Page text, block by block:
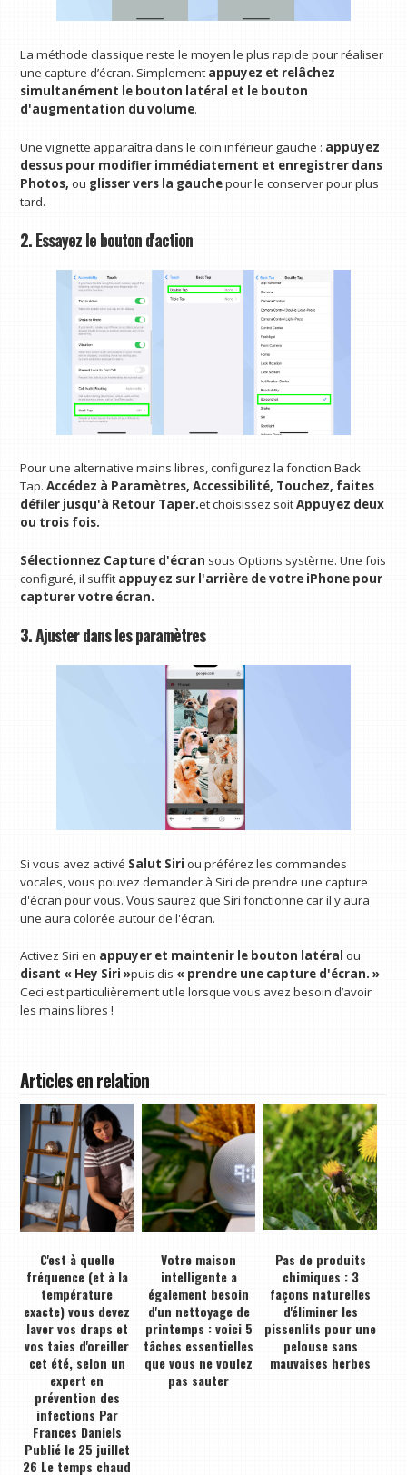
La méthode classique reste le moyen le plus rapide pour réaliser
une capture d’écran. Simplement appuyez et relâchez
simultanément le bouton latéral et le bouton
d'augmentation du volume.
Une vignette apparaîtra dans le coin inférieur gauche : appuyez
dessus pour modifier immédiatement et enregistrer dans
Photos,ou glisser vers la gauchepour le conserver pour plus
tard.
2. Essayez le bouton d'action
Pour une alternative mains libres, configurez la fonction Back
Tap.Accédez à Paramètres, Accessibilité, Touchez, faites
défiler jusqu'à Retour Taper.et choisissez soitAppuyez deux
ou trois fois.
Sélectionnez Capture d'écran sous Options système. Une fois
configuré, il suffit appuyez sur l'arrière de votre iPhone pour
capturer votre écran.
3. Ajuster dans les paramètres
Si vous avez activé Salut Siriou préférez les commandes
vocales, vous pouvez demander à Siri de prendre une capture
d'écran pour vous. Vous saurez que Siri fonctionne car il y aura
une aura colorée autour de l'écran.
Activez Siri en appuyer et maintenir le bouton latéral ou
disant « Hey Siri »puis dis « prendre une capture d'écran. »
Ceci est particulièrement utile lorsque vous avez besoin d’avoir
les mains libres !
Articles en relation
C'est à quelle
fréquence (et à la
température
exacte) vous devez
laver vos draps et
vos taies d'oreiller
cet été, selon un
expert en
prévention des
infections Par
Frances Daniels
Publié le 25 juillet
26 Le temps chaud
Votre maison
intelligente a
également besoin
d'un nettoyage de
printemps : voici 5
tâches essentielles
que vous ne voulez
pas sauter
Pas de produits
chimiques : 3
façons naturelles
d'éliminer les
pissenlits pour une
pelouse sans
mauvaises herbes